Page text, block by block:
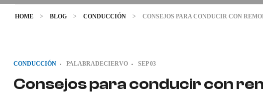
HOME > BLOG > CONDUCCIÓN > CONSEJOS PARA CONDUCIR CON
CONDUCCIÓN PALABRADECIERVO SEP03
Consejos para conducir con